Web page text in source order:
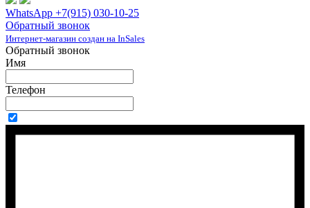
WhatsApp +7(915) 030-10-25
Обратный звонок
Интернет-магазин создан на InSales
Обратный звонок
Имя
Телефон